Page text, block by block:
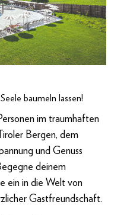
baumeln lassen!
im traumhaften
Bergen, dem
und Genuss
deinem
ein in die Welt von
Gastfreundschaft.